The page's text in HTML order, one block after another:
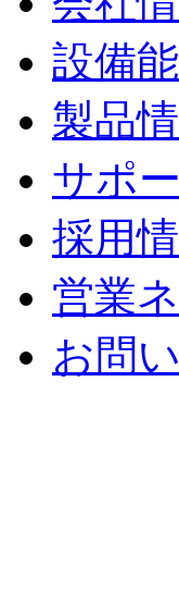
設備
製品
サポ
採用
営業
お問